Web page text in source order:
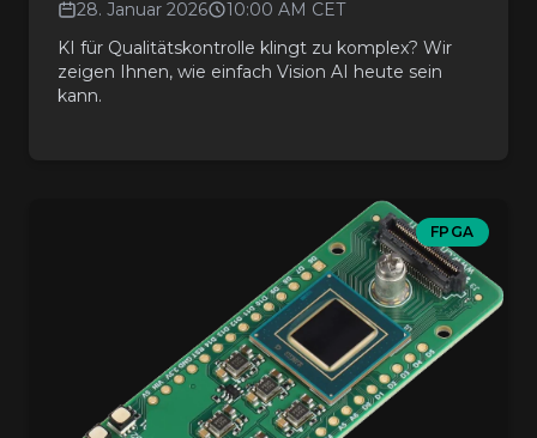
28. Januar 2026
10:00 AM CET
KI für Qualitätskontrolle klingt zu komplex? Wir
zeigen Ihnen, wie einfach Vision AI heute sein
kann.
FPGA